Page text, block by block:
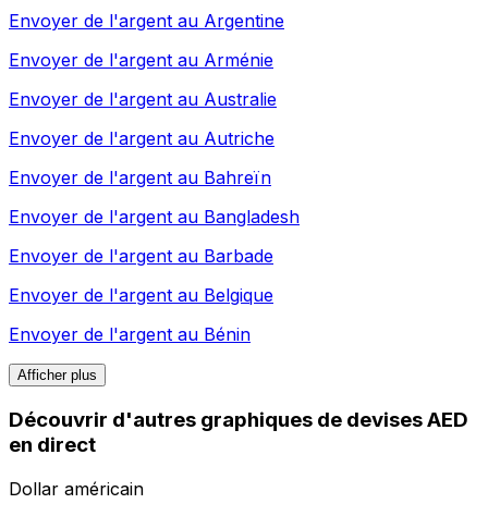
Envoyer de l'argent au Argentine
Envoyer de l'argent au Arménie
Envoyer de l'argent au Australie
Envoyer de l'argent au Autriche
Envoyer de l'argent au Bahreïn
Envoyer de l'argent au Bangladesh
Envoyer de l'argent au Barbade
Envoyer de l'argent au Belgique
Envoyer de l'argent au Bénin
Afficher plus
Découvrir d'autres graphiques de devises AED
en direct
Dollar américain